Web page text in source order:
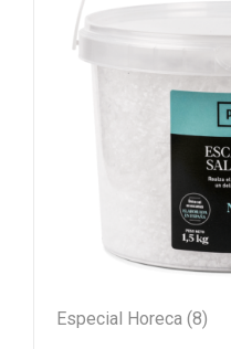
Especial Horeca (8)